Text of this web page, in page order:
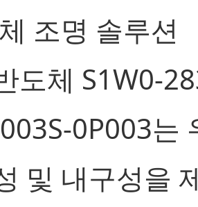
조명 솔루션
도체 S1W0-
0P003는
및 내구성을